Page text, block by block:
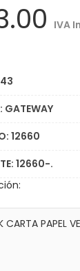
IVA
GATEWAY
12660
12660-.